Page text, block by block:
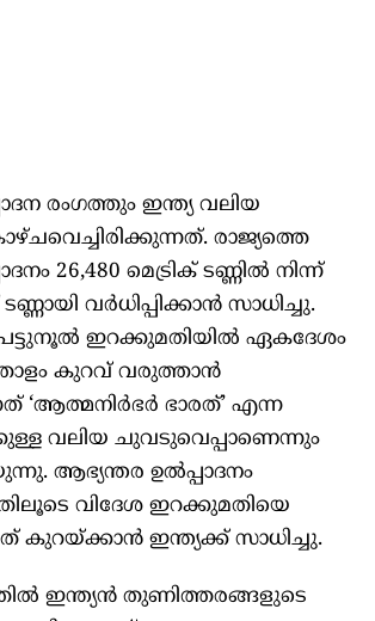
രംഗത്തും ഇന്ത്യ വലിയ
രാജ്യത്തെ
26,480 മെട്രിക് ടണ്ണില്‍ നിന്ന്
ടണ്ണായി വര്‍ധിപ്പിക്കാന്‍ സാധിച്ചു.
ഇറക്കുമതിയില്‍ ഏകദേശം
കുറവ് വരുത്താന്‍
‘ആത്മനിര്‍ഭര്‍ ഭാരത്’ എന്ന
വലിയ ചുവടുവെപ്പാണെന്നും
ആഭ്യന്തര ഉല്‍പ്പാദനം
വിദേശ ഇറക്കുമതിയെ
കുറയ്ക്കാന്‍ ഇന്ത്യക്ക് സാധിച്ചു.
ഇന്ത്യന്‍ തുണിത്തരങ്ങളുടെ